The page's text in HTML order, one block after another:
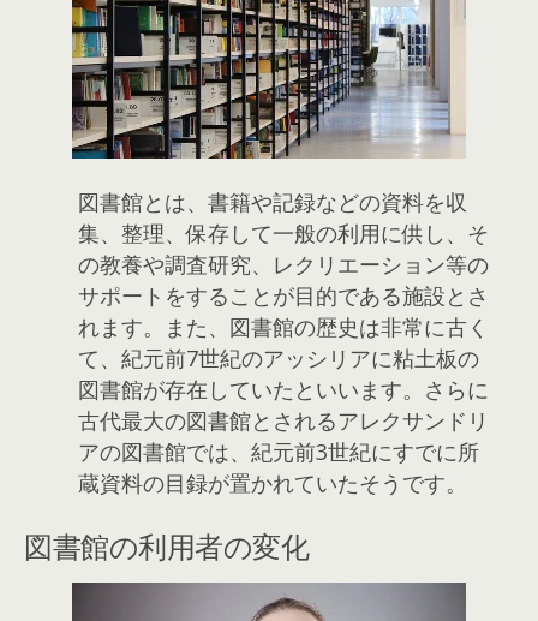
図書館とは、書籍や記録などの資料を収
集、整理、保存して一般の利用に供し、そ
の教養や調査研究、レクリエーション等の
サポートをすることが目的である施設とさ
れます。また、図書館の歴史は非常に古く
て、紀元前7世紀のアッシリアに粘土板の
図書館が存在していたといいます。さらに
古代最大の図書館とされるアレクサンドリ
アの図書館では、紀元前3世紀にすでに所
蔵資料の目録が置かれていたそうです。
図書館の利用者の変化